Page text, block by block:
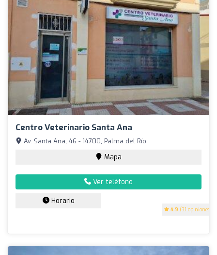
Centro Veterinario Santa Ana
4.9 (31 opiniones)
Av. Santa Ana, 46 - 14700, Palma del Río
Mapa
Ver teléfono
Horario